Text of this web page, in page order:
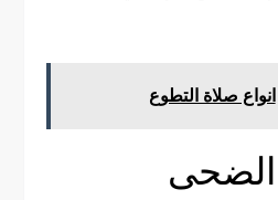
انواع صلاة التطوع
الضحى